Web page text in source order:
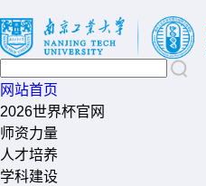
网站首页
2026世界杯官网
师资力量
人才培养
学科建设